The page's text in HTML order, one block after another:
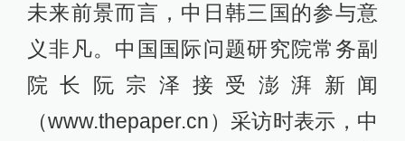
未来前景而言，中日韩三国的参与意
义非凡。中国国际问题研究院常务副
院长阮宗泽接受澎湃新闻
（www.thepaper.cn）采访时表示，中